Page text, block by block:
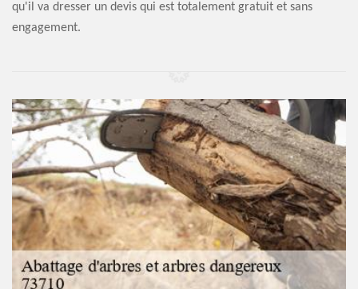
qu'il va dresser un devis qui est totalement gratuit et sans
engagement.